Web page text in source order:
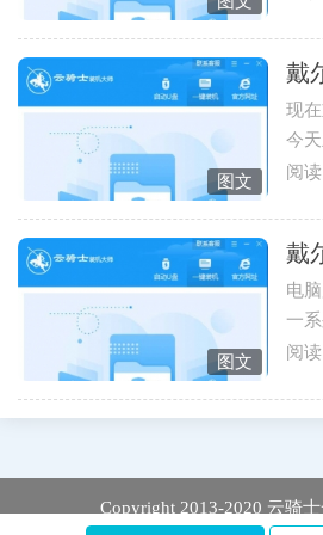
图文
戴
现
今
伴
阅
图文
戴
电
一
于
阅
Copyright 2013-2020 云骑